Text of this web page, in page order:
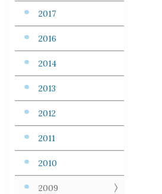
2017
2016
2014
2013
2012
2011
2010
2009